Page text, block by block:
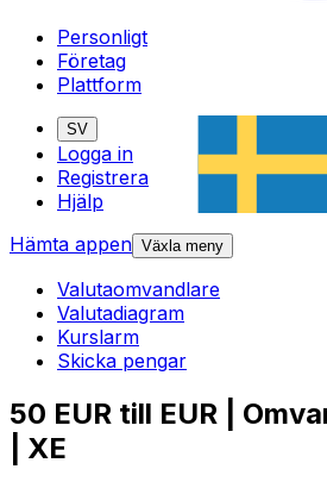
Personligt
Företag
Plattform
SV
Logga in
Registrera
Hjälp
Hämta appen Växla meny
Valutaomvandlare
Valutadiagram
Kurslarm
Skicka pengar
50 EUR till EUR |
| XE